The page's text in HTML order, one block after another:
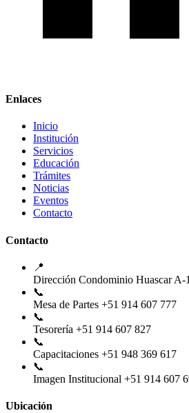
Enlaces
Inicio
Institución
Servicios
Educación
Trámites
Noticias
Eventos
Contacto
Contacto
📍
Dirección Condominio Huascar A-
📞
Mesa de Partes +51 914 607 777
📞
Tesorería +51 914 607 827
📞
Capacitaciones +51 948 369 617
📞
Imagen Institucional +51 914 607
Ubicación